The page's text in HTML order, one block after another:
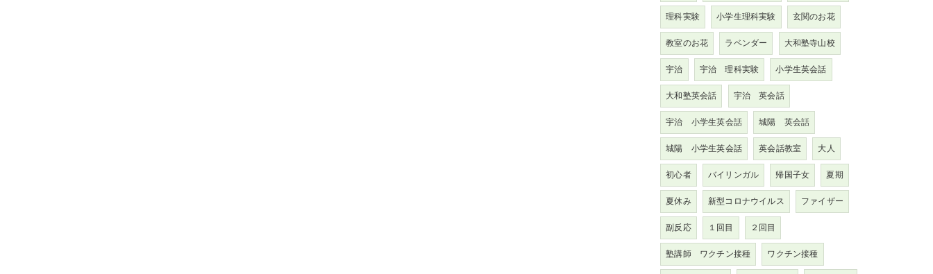
理科実験
小学生理科実験
玄関のお花
教室のお花
ラベンダー
大和塾寺山校
宇治
宇治 理科実験
小学生英会話
大和塾英会話
宇治 英会話
宇治 小学生英会話
城陽 英会話
城陽 小学生英会話
英会話教室
大人
初心者
バイリンガル 帰国子女
夏期
夏休み
新型コロナウイルス
ファイザー
副反応
１回目
２回目
塾講師 ワクチン接種
ワクチン接種